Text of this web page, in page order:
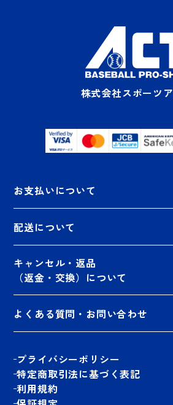
株式会社スポーツ
お支払いについて
配送について
キャンセル・返品
（返金・交換）について
よくある質問・お問い合わせ
プライバシーポリシー
特定商取引法に基づく表記
利用規約